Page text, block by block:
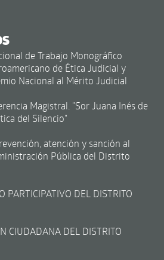
de Trabajo Monográfico
de Ética Judicial y
Nacional al Mérito Judicial
Magistral. "Sor Juana Inés de
del Silencio"
atención y sanción al
Pública del Distrito
PARTICIPATIVO DEL DISTRITO
CIUDADANA DEL DISTRITO